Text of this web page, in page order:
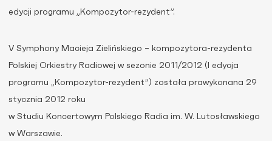
edycji programu „Kompozytor-rezydent”.
V Symphony Macieja Zielińskiego – kompozytora-rezydenta
Polskiej Orkiestry Radiowej w sezonie 2011/2012 (I edycja
programu „Kompozytor-rezydent”) została prawykonana 29
stycznia 2012 roku
w Studiu Koncertowym Polskiego Radia im. W. Lutosławskiego
w Warszawie.